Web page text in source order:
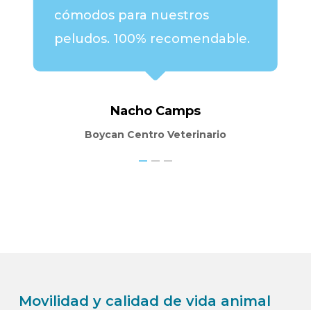
cómodos para nuestros
peludos. 100% recomendable.
Nacho Camps
Boycan Centro Veterinario
Movilidad y calidad de vida animal